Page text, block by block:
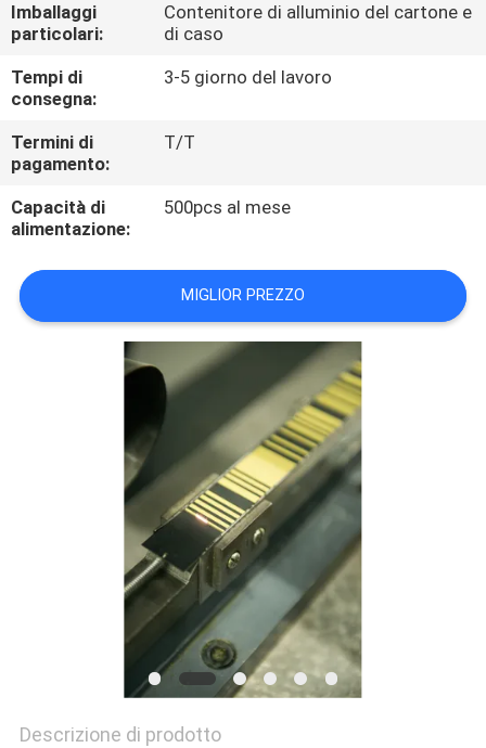
CONTROLLO
DI
QUALITÀ
UNA
CITAZIONE
Imballaggi
particolari:
Contenitore di alluminio del cartone e
di caso
Tempi di
consegna:
3-5 giorno del lavoro
Termini di
pagamento:
T/T
Capacità di
alimentazione:
500pcs al mese
MIGLIOR PREZZO
Descrizione di prodotto